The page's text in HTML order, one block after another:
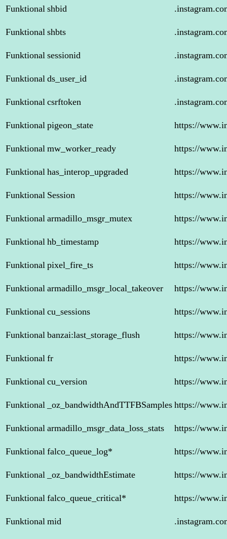
Funktional shbid
Funktional shbts
Funktional sessionid
Funktional ds_user_id
Funktional csrftoken
Funktional pigeon_state https://
Funktional mw_worker_ready https://
Funktional has_interop_upgraded https://
Funktional Session https://
Funktional armadillo_msgr_mutex https://
Funktional hb_timestamp https://
Funktional pixel_fire_ts https://
Funktional armadillo_msgr_local_takeover https://
Funktional cu_sessions https://
Funktional banzai:last_storage_flush https://
Funktional fr https://
Funktional cu_version https://
Funktional _oz_bandwidthAndTTFBSamples https://
Funktional armadillo_msgr_data_loss_stats https://
Funktional falco_queue_log* https://
Funktional _oz_bandwidthEstimate https://
Funktional falco_queue_critical* https://
Funktional mid